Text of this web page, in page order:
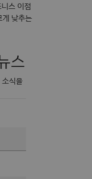
스 이점
게 낮추는
스
식을